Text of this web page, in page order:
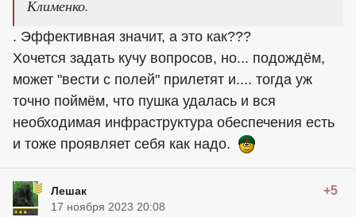
Клименко.
. Эффективная значит, а это как???
Хочется задать кучу вопросов, но... подождём,
может "вести с полей" прилетят и.... тогда уж
точно поймём, что пушка удалась и вся
необходимая инфраструктура обеспечения есть
и тоже проявляет себя как надо.
Лешак +5
17 ноября 2023 20:08